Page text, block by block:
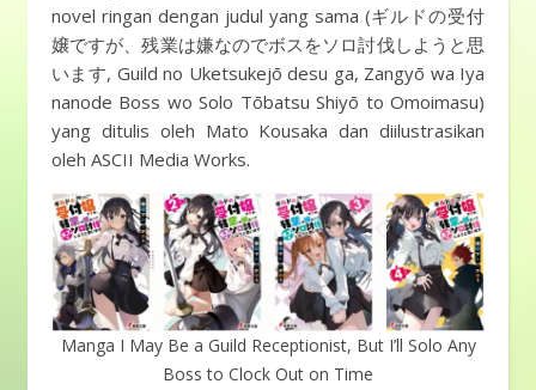
novel ringan dengan judul yang sama (ギルドの受付
嬢ですが、残業は嫌なのでボスをソロ討伐しようと思
います, Guild no Uketsukejō desu ga, Zangyō wa Iya
nanode Boss wo Solo Tōbatsu Shiyō to Omoimasu)
yang ditulis oleh Mato Kousaka dan diilustrasikan
oleh ASCII Media Works.
Manga I May Be a Guild Receptionist, But I’ll Solo Any
Boss to Clock Out on Time